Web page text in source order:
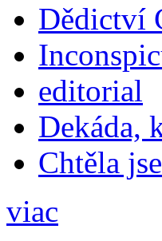
Dědictví
editorial
Dekáda,
Chtěla
viac